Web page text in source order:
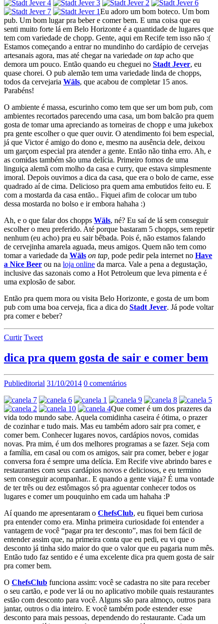
Eu adoro um bom boteco. Um bom
pub. Um bom lugar pra beber e comer bem. E uma coisa que eu
senti muito forte lá em Belo Horizonte é a quantidade de lugares que
tem com variedade de chopp. Gente, aqui em Recife tem isso não :(
Estamos começando a entrar no mundinho do cardápio de cervejas
artesanais agora, mas até chegar na variedade on tap acho que
demora um pouco. Então quando eu cheguei no Stadt Jever, eu
quase chorei. O pub alemão tem uma variedade linda de chopps,
todos da cervejaria Wäls, que acabou de completar 15 anos.
Parabéns!
O ambiente é massa, escurinho como tem que ser um bom pub, com
ambientes recortados parecendo uma casa, um bom balcão pra quem
gosta de tomar uma apreciando as torneiras de chopp e uma jukebox
pra gente escolher o que quer ouvir. O atendimento foi bem especial,
já que Victor é amigo do dono e, mesmo na ausência dele, deixou
um garçom especial pra atender a gente. Então não tinha erro. Ah, e
as comidas também são uma delícia. Primeiro fomos de uma
linguiça alemã com molho da casa e curry, que estava simplesmente
imoral. Depois ouvimos a dica da casa, que era o bolo de carne, esse
quadrado aí de cima. Delicioso pra quem ama embutidos feito eu. E
com a mostarda da casa então.. Fiquei afim de colocar um tubo
dessa mostarda no bolso e ir embora hahaha :)
Ah, e o que falar dos chopps Wäls, né? Eu saí de lá sem conseguir
escolher o meu preferido. Até porque bastaram 5 chopps, sem repetir
nenhum (eu acho) pra eu sair bêbada. Pois é, não estamos falando
de cervejinha amarela aguada, meus amigos. Quem não tem como
tomar a variedade da Wäls on tap, pode pedir pela internet no Have
a Nice Beer ou na loja online da marca. Vale a pena a degustação,
inclusive das sazonais como a Hot Petroleum que leva pimenta e é
uma explosão de sabor.
Então pra quem mora ou visita Belo Horizonte, e gosta de um bom
pub com uma boa cerveja, fica a dica do Stadt Jever. Já pode voltar
pra comer e beber?
Curtir Tweet
dica pra quem gosta de sair e comer bem
Publieditorial 31/10/2014 0 comentários
Que comer é um dos prazeres da
vida todo mundo sabe. Aquela comidinha caseira é ótima, o prazer
de cozinhar e tudo mais. Mas eu também adoro sair pra comer, e
comer bem. Conhecer lugares novos, cardápios novos, comidas
novas. Pra mim, é um dos melhores programas a se fazer. Seja com
a família, em casal ou com os amigos, sair pra comer, beber e jogar
conversa fora é sempre uma delícia. Em Recife vive abrindo bares e
restaurantes com seus cardápios novos e deliciosos, e eu termino
sem conseguir acompanhar.. E quando a gente viaja? É uma vontade
de ter três ou dez estômagos só pra aguentar conhecer todos os
lugares e comer um pouquinho em cada um hahaha :P
Aí quando me apresentaram o ChefsClub, eu fiquei bem curiosa
pra entender como era. Minha primeira curiosidade foi entender a
vantagem de você “pagar pra ter desconto”, mas foi bem fácil de
entender assim que, na primeira conta que eu pedi, eu vi que o
desconto já tinha sido maior do que o valor que eu pagaria num mês.
Então tudo faz sentido e é uma excelente dica pra quem gosta de sair
pra comer bem.
O ChefsClub funciona assim: você se cadastra no site para receber
o seu cartão, e pode ver lá ou no aplicativo mobile quais restaurantes
estão com desconto para você. Alguns são para almoço, outros para
jantar, outros o dia inteiro. E você também pode estender esse
desconto para mais pessoas, dependendo do restaurante. Cada um